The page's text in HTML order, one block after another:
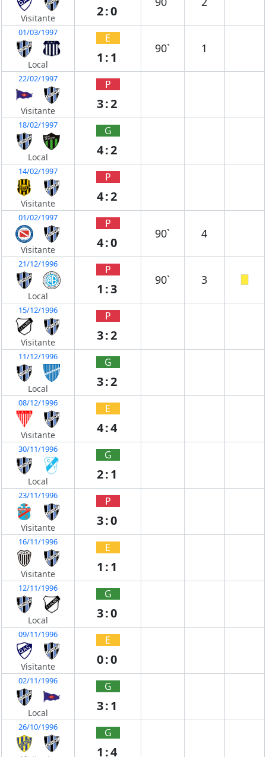
Visitante 2:0
01/03/1997
Local
E
1:1
90` 1
22/02/1997
Visitante
P
3:2
18/02/1997
Local
G
4:2
14/02/1997
Visitante
P
4:2
01/02/1997
Visitante
P
4:0
90` 4
21/12/1996
Local
P
1:3
90` 3
15/12/1996
Visitante
P
3:2
11/12/1996
Local
G
3:2
08/12/1996
Visitante
E
4:4
30/11/1996
Local
G
2:1
23/11/1996
Visitante
P
3:0
16/11/1996
Visitante
E
1:1
12/11/1996
Local
G
3:0
09/11/1996
Visitante
E
0:0
02/11/1996
Local
G
3:1
26/10/1996 G
1:4